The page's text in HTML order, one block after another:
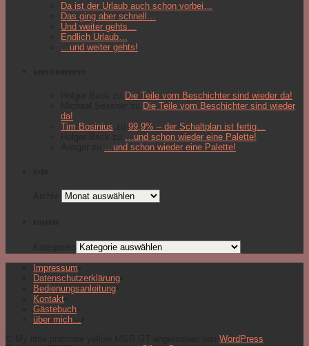
Da ist der Urlaub auch schon vorbei…
Das ging aber schnell…
Und weiter gehts…
Endlich Urlaub…
…und weiter gehts!
Die Teile vom Beschichter sind wieder da!
Die Teile vom Beschichter sind wieder
da!
Tim Bosinius
99,9% – der Schaltplan ist fertig…
…und schon wieder eine Palette!
…und schon wieder eine Palette!
Impressum
Datenschutzerklärung
Bedienungsanleitung
Kontakt
Gästebuch
über mich…
WordPress